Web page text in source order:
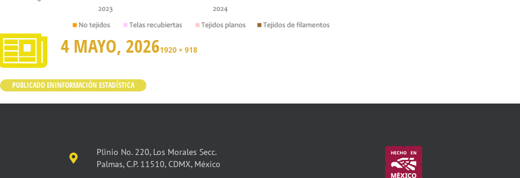
4 MAYO, 20261920 × 918
PUBLICADO ENINFORMACIÓN ESTADÍSTICA
Plinio No. 220, Los Morales Secc.
Palmas, C.P. 11510, CDMX, México